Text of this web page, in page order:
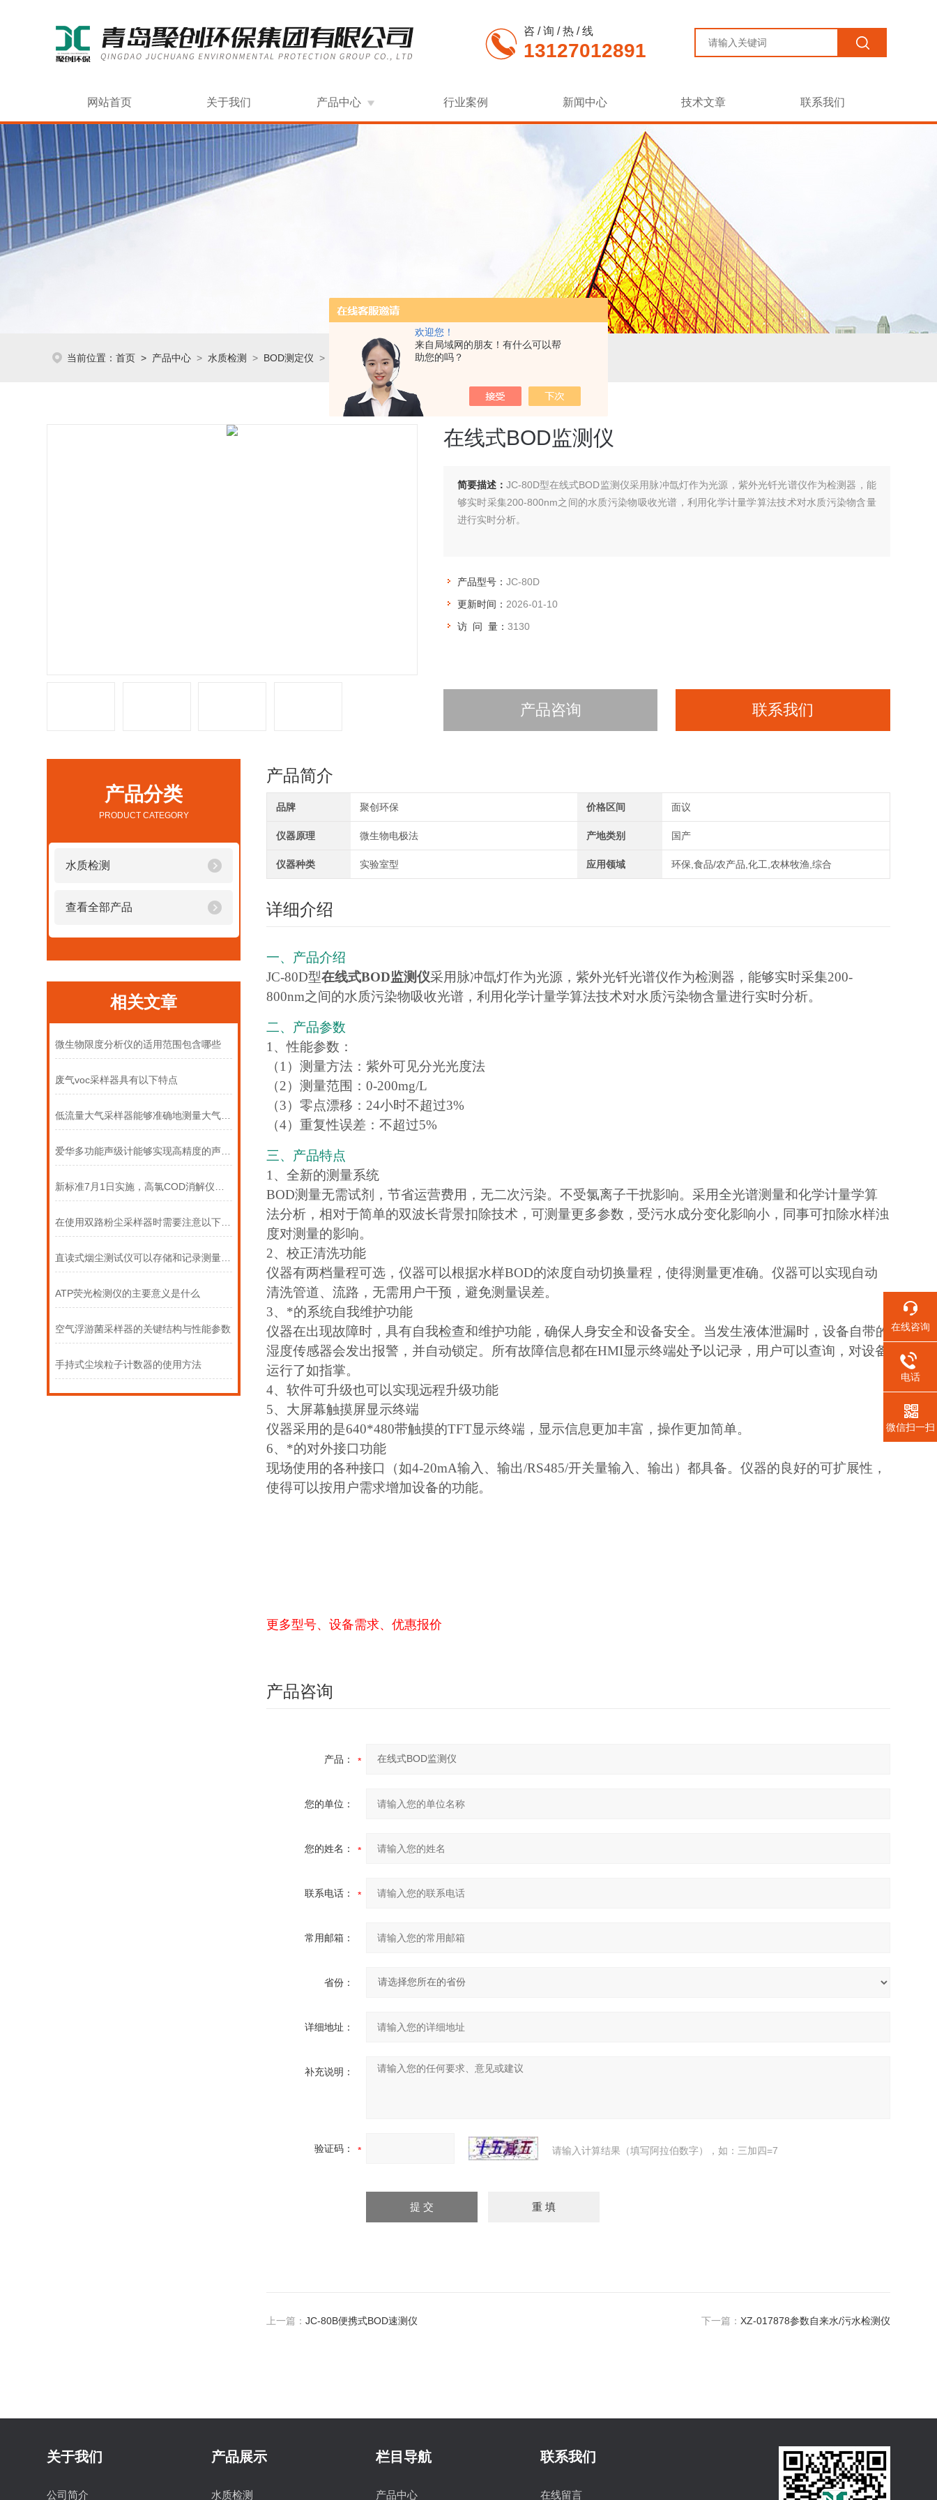
欢迎您！
来自局域网的朋友！有什么可以帮
助您的吗？
咨 / 询 / 热 / 线
13127012891
网站首页 关于我们 产品中心 行业案例 新闻中心 技术文章 联系我们
当前位置： 首页 > 产品中心 > 水质检测 > BOD测定仪 > JC-80D在线式BOD监测仪
在线式BOD监测仪
简要描述： JC-80D型在线式BOD监测仪采用脉冲氙灯作为光源，紫外光钎光谱仪作为检测器，能
够实时采集200-800nm之间的水质污染物吸收光谱，利用化学计量学算法技术对水质污染物含量
进行实时分析。
产品型号： JC-80D
更新时间： 2026-01-10
访 问 量： 3130
产品咨询 联系我们
产品分类
PRODUCT CATEGORY
水质检测
查看全部产品
相关文章
微生物限度分析仪的适用范围包含哪些
废气voc采样器具有以下特点
ATP荧光检测仪的主要意义是什么
空气浮游菌采样器的关键结构与性能参数
手持式尘埃粒子计数器的使用方法
产品简介
品牌 聚创环保 价格区间 面议
仪器原理 微生物电极法 产地类别 国产
仪器种类 实验室型 应用领域 环保,食品/农产品,化工,农林牧渔,综合
详细介绍
一、产品介绍
JC-80D型在线式BOD监测仪采用脉冲氙灯作为光源，紫外光钎光谱仪作为检测器，能够实时采集200-
800nm之间的水质污染物吸收光谱，利用化学计量学算法技术对水质污染物含量进行实时分析。
二、产品参数
1、性能参数：
（1）测量方法：紫外可见分光光度法
（2）测量范围：0-200mg/L
（3）零点漂移：24小时不超过3%
（4）重复性误差：不超过5%
三、产品特点
1、全新的测量系统
BOD测量无需试剂，节省运营费用，无二次污染。不受氯离子干扰影响。采用全光谱测量和化学计量学算
法分析，相对于简单的双波长背景扣除技术，可测量更多参数，受污水成分变化影响小，同事可扣除水样浊
度对测量的影响。
2、校正清洗功能
仪器有两档量程可选，仪器可以根据水样BOD的浓度自动切换量程，使得测量更准确。仪器可以实现自动
清洗管道、流路，无需用户干预，避免测量误差。
3、*的系统自我维护功能
仪器在出现故障时，具有自我检查和维护功能，确保人身安全和设备安全。当发生液体泄漏时，设备自带的
湿度传感器会发出报警，并自动锁定。所有故障信息都在HMI显示终端处予以记录，用户可以查询，对设备
运行了如指掌。
4、软件可升级也可以实现远程升级功能
5、大屏幕触摸屏显示终端
仪器采用的是640*480带触摸的TFT显示终端，显示信息更加丰富，操作更加简单。
6、*的对外接口功能
现场使用的各种接口（如4-20mA输入、输出/RS485/开关量输入、输出）都具备。仪器的良好的可扩展性，
使得可以按用户需求增加设备的功能。
更多型号、设备需求、优惠报价
产品咨询
产品：
您的单位：
您的姓名：
联系电话：
常用邮箱：
省份：
详细地址：
补充说明：
验证码： 请输入计算结果（填写阿拉伯数字），如：三加四=7
上一篇： JC-80B便携式BOD速测仪 下一篇： XZ-017878参数自来水/污水检测仪
关于我们
公司简介
产品展示
水质检测
栏目导航
产品中心
联系我们
在线留言
在线咨询
电话
微信扫一扫